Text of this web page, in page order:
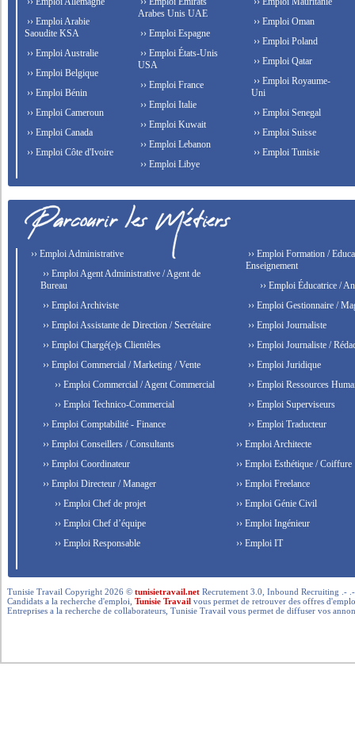
›› Emploi Arabie
Saoudite KSA
›› Emploi Australie
›› Emploi Belgique
›› Emploi Bénin
›› Emploi Cameroun
›› Emploi Canada
›› Emploi Côte d'Ivoire
Arabes Unis UAE
›› Emploi Espagne
›› Emploi États-Unis
USA
›› Emploi France
›› Emploi Italie
›› Emploi Kuwait
›› Emploi Lebanon
›› Emploi Libye
›› Emploi Oman
›› Emploi Poland
›› Emploi Qatar
›› Emploi Royaume-
Uni
›› Emploi Senegal
›› Emploi Suisse
›› Emploi Tunisie
›› Emploi Administrative
›› Emploi Agent Administrative / Agent de
Bureau
›› Emploi Archiviste
›› Emploi Assistante de Direction / Secrétaire
›› Emploi Chargé(e)s Clientèles
›› Emploi Commercial / Marketing / Vente
›› Emploi Commercial / Agent Commercial
›› Emploi Technico-Commercial
›› Emploi Comptabilité - Finance
›› Emploi Conseillers / Consultants
›› Emploi Coordinateur
›› Emploi Directeur / Manager
›› Emploi Chef de projet
›› Emploi Chef d’équipe
›› Emploi Responsable
›› Emploi Formation /
Enseignement
›› Emploi Éducatrice /
›› Emploi Gestionnaire /
›› Emploi Journaliste
›› Emploi Journaliste /
›› Emploi Juridique
›› Emploi Ressources
›› Emploi Superviseurs
›› Emploi Traducteur
›› Emploi Architecte
›› Emploi Esthétique / Coiffure
›› Emploi Freelance
›› Emploi Génie Civil
›› Emploi Ingénieur
›› Emploi IT
Tunisie Travail Copyright 2026 ©tunisietravail.net Recrutement 3.0, Inbound Recruiting .-
Candidats a la recherche d'emploi,Tunisie Travail vous permet de retrouver des offres
Entreprises a la recherche de collaborateurs, Tunisie Travail vous permet de diffuser vos